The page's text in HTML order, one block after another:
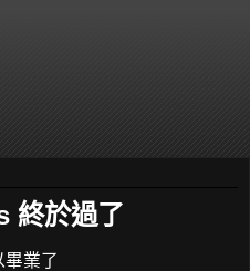
終於過了
業了